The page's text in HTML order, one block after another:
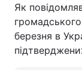
Як
березня в